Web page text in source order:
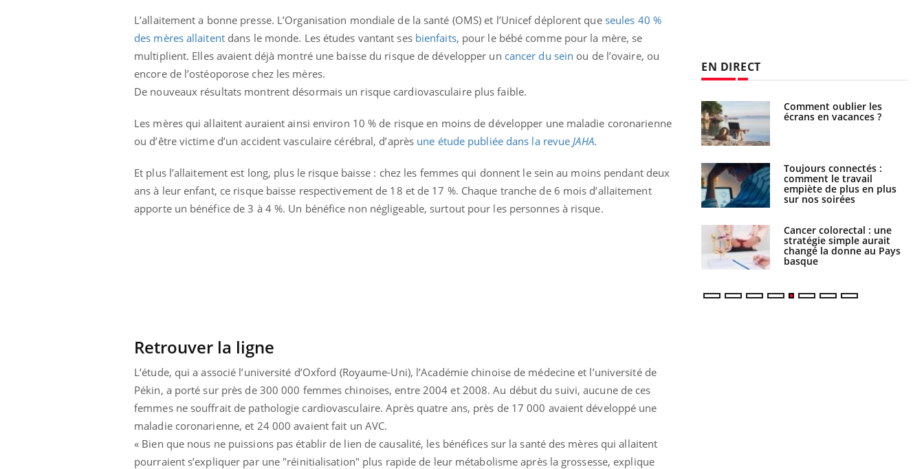
L’allaitement a bonne presse. L’Organisation mondiale de la santé (OMS) et l’Unicef déplorent que seules 40 %
des mères allaitentdans le monde. Les études vantant ses bienfaits, pour le bébé comme pour la mère, se
multiplient. Elles avaient déjà montré une baisse du risque de développer un cancer du sein ou de l’ovaire, ou
encore de l’ostéoporose chez les mères.
De nouveaux résultats montrent désormais un risque cardiovasculaire plus faible.
Les mères qui allaitent auraient ainsi environ 10 % de risque en moins de développer une maladie coronarienne
ou d’être victime d’un accident vasculaire cérébral, d’après une étude publiée dans la revue JAHA.
Et plus l’allaitement est long, plus le risque baisse : chez les femmes qui donnent le sein au moins pendant deux
ans à leur enfant, ce risque baisse respectivement de 18 et de 17 %. Chaque tranche de 6 mois d’allaitement
apporte un bénéfice de 3 à 4 %. Un bénéfice non négligeable, surtout pour les personnes à risque.
Retrouver la ligne
L’étude, qui a associé l’université d’Oxford (Royaume-Uni), l’Académie chinoise de médecine et l’université de
Pékin, a porté sur près de 300 000 femmes chinoises, entre 2004 et 2008. Au début du suivi, aucune de ces
femmes ne souffrait de pathologie cardiovasculaire. Après quatre ans, près de 17 000 avaient développé une
maladie coronarienne, et 24 000 avaient fait un AVC.
« Bien que nous ne puissions pas établir de lien de causalité, les bénéfices sur la santé des mères qui allaitent
pourraient s’expliquer par une "réinitialisation" plus rapide de leur métabolisme après la grossesse, explique
EN DIRECT
: “Des verres adaptés,
c'est indispensable pour
la santé des yeux”
Les troubles du sommeil
modifient votre cerveau !
quelle trousse à
pharmacie pour les
vacances ?
Syndrome métabolique :
quels sont les meilleurs
exercices physiques ?
détecté chez un touriste
en France
Mortalité infantile : un
rapport s’interroge sur
son taux élevé en France
Comment oublier les
écrans en vacances ?
Toujours connectés :
comment le travail
empiète de plus en plus
sur nos soirées
Cancer colorectal : une
stratégie simple aurait
changé la donne au Pays
basque